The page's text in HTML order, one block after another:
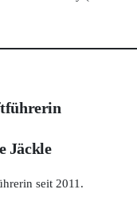
Jäckle
seit 2011.